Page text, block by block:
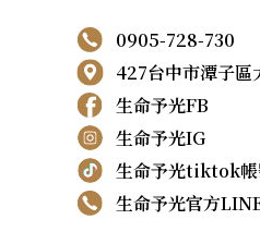
0905-728-730
427台中市潭子區
生命予光FB
生命予光IG
生命予光tiktok
生命予光官方